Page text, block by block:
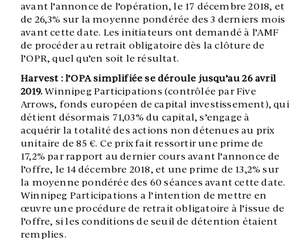
avant l’annonce de l’opération, le 17 décembre 2018, et
de 26,3% sur la moyenne pondérée des 3 derniers mois
avant cette date. Les initiateurs ont demandé à l’AMF
de procéder au retrait obligatoire dès la clôture de
l’OPR, quel qu’en soit le résultat.
Harvest : l’OPA simplifiée se déroule jusqu’au 26 avril
2019.Winnipeg Participations (contrôlée par Five
Arrows, fonds européen de capital investissement), qui
détient désormais 71,03% du capital, s’engage à
acquérir la totalité des actions non détenues au prix
unitaire de 85 €. Ce prix fait ressortir une prime de
17,2% par rapport au dernier cours avant l’annonce de
l’offre, le 14 décembre 2018, et une prime de 13,2% sur
la moyenne pondérée des 60 séances avant cette date.
Winnipeg Participations a l’intention de mettre en
œuvre une procédure de retrait obligatoire à l’issue de
l’offre, si les conditions de seuil de détention étaient
remplies.